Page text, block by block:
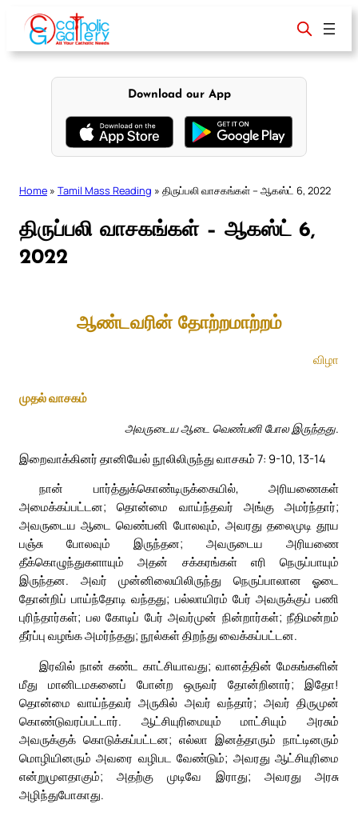
content
Download our App
Home » Tamil Mass Reading » திருப்பலி வாசகங்கள் – ஆகஸ்ட் 6, 2022
திருப்பலி வாசகங்கள் – ஆகஸ்ட் 6,
2022
ஆண்டவரின் தோற்றமாற்றம்
விழா
முதல் வாசகம்
அவருடைய ஆடை வெண்பனி போல இருந்தது.
இறைவாக்கினர் தானியேல் நூலிலிருந்து வாசகம் 7: 9-10, 13-14
நான் பார்த்துக்கொண்டிருக்கையில், அரியணைகள்
அமைக்கப்பட்டன; தொன்மை வாய்ந்தவர் அங்கு அமர்ந்தார்;
அவருடைய ஆடை வெண்பனி போலவும், அவரது தலைமுடி தூய
பஞ்சு போலவும் இருந்தன; அவருடைய அரியணை
தீக்கொழுந்துகளாயும் அதன் சக்கரங்கள் எரி நெருப்பாயும்
இருந்தன. அவர் முன்னிலையிலிருந்து நெருப்பாலான ஓடை
தோன்றிப் பாய்ந்தோடி வந்தது; பல்லாயிரம் பேர் அவருக்குப் பணி
புரிந்தார்கள்; பல கோடிப் பேர் அவர்முன் நின்றார்கள்; நீதிமன்றம்
தீர்ப்பு வழங்க அமர்ந்தது; நூல்கள் திறந்து வைக்கப்பட்டன.
இரவில் நான் கண்ட காட்சியாவது; வானத்தின் மேகங்களின்
மீது மானிடமகனைப் போன்ற ஒருவர் தோன்றினார்; இதோ!
தொன்மை வாய்ந்தவர் அருகில் அவர் வந்தார்; அவர் திருமுன்
கொண்டுவரப்பட்டார். ஆட்சியுரிமையும் மாட்சியும் அரசும்
அவருக்குக் கொடுக்கப்பட்டன; எல்லா இனத்தாரும் நாட்டினரும்
மொழியினரும் அவரை வழிபட வேண்டும்; அவரது ஆட்சியுரிமை
என்றுமுளதாகும்; அதற்கு முடிவே இராது; அவரது அரசு
அழிந்துபோகாது.